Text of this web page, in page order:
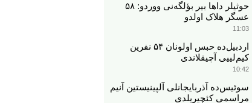
حوثیلر داها بیر بؤلگه‌نی ووردو: ۵۸
عسگر هلاک اولدو
11:03
اردبیل‌ده حبس اولونان ۵۴ نفرین
کیم‌لییی آچیقلاندی
10:42
سوئیس‌ده آذربایجانلی آلپینیستین آنیم
مراسمی کئچیریلدی